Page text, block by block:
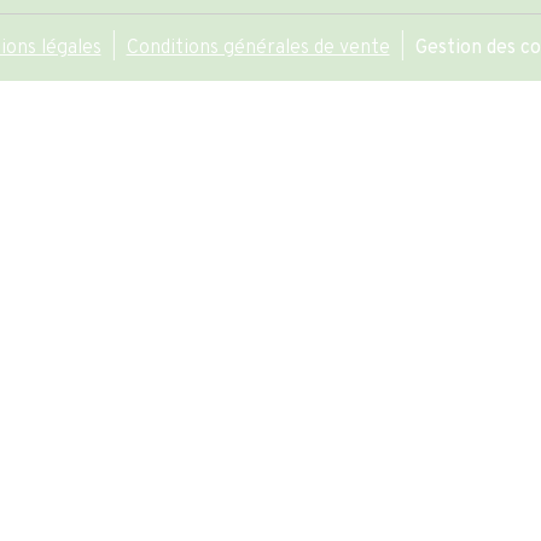
légales Conditions générales de vente Gestion des